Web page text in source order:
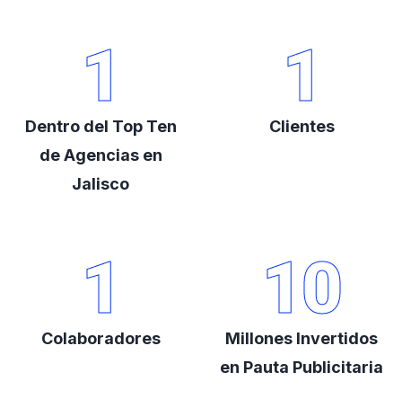
Dentro del Top Ten
de Agencias en
Jalisco
1
Clientes
1
Colaboradores
1
Millones Invertidos
en Pauta Publicitaria
10